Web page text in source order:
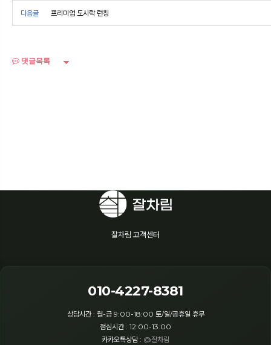
다음글 프리미엄 도시락 런칭
댓글목록
잘차림 고객센터
010-4227-8381
상담시간 : 월-금 9:00-18:00 토/일/공휴일 휴무
점심시간 : 12:00-13:00
카카오톡상담 : @잘차림